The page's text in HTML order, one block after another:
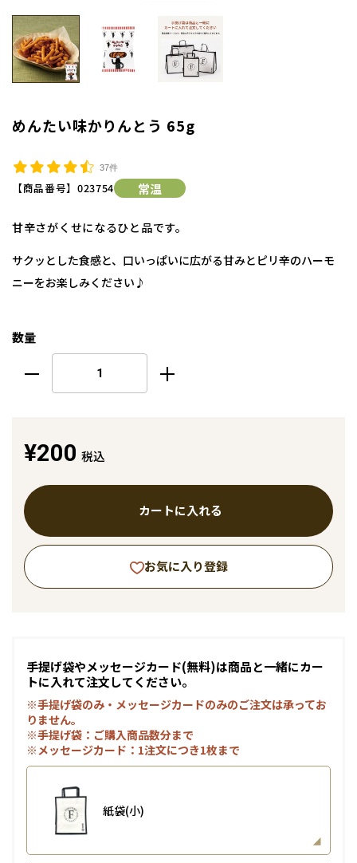
めんたい味かりんとう 65g
37件
【商品番号】 023754 常温
甘辛さがくせになるひと品です。
サクッとした食感と、口いっぱいに広がる甘みとピリ辛のハーモ
ニーをお楽しみください♪
数量
¥200 税込
カートに入れる
お気に入り登録
手提げ袋やメッセージカード(無料)は商品と一緒にカー
トに入れて注文してください。
※手提げ袋のみ・メッセージカードのみのご注文は承ってお
りません。
※手提げ袋：ご購入商品数分まで
※メッセージカード：1注文につき1枚まで
紙袋(小)